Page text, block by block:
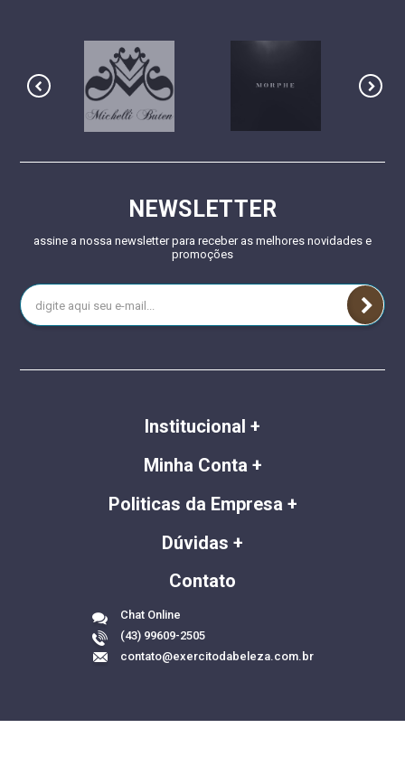
NEWSLETTER
assine a nossa newsletter para receber as melhores novidades e
promoções
Institucional
Minha Conta
Politicas da Empresa
Dúvidas
Contato
Chat Online
(43) 99609-2505
contato@exercitodabeleza.com.br